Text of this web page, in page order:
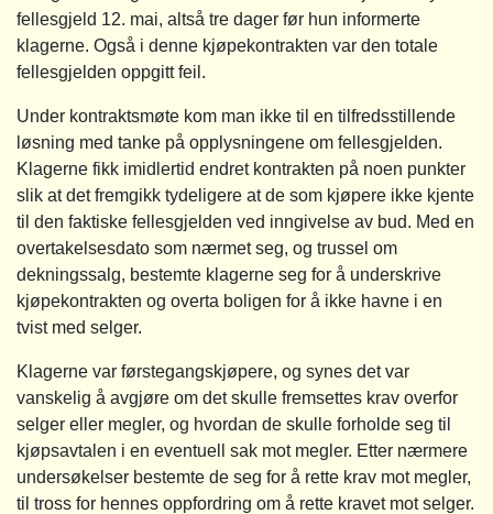
fellesgjeld 12. mai, altså tre dager før hun informerte
klagerne. Også i denne kjøpekontrakten var den totale
fellesgjelden oppgitt feil.
Under kontraktsmøte kom man ikke til en tilfredsstillende
løsning med tanke på opplysningene om fellesgjelden.
Klagerne fikk imidlertid endret kontrakten på noen punkter
slik at det fremgikk tydeligere at de som kjøpere ikke kjente
til den faktiske fellesgjelden ved inngivelse av bud. Med en
overtakelsesdato som nærmet seg, og trussel om
dekningssalg, bestemte klagerne seg for å underskrive
kjøpekontrakten og overta boligen for å ikke havne i en
tvist med selger.
Klagerne var førstegangskjøpere, og synes det var
vanskelig å avgjøre om det skulle fremsettes krav overfor
selger eller megler, og hvordan de skulle forholde seg til
kjøpsavtalen i en eventuell sak mot megler. Etter nærmere
undersøkelser bestemte de seg for å rette krav mot megler,
til tross for hennes oppfordring om å rette kravet mot selger.